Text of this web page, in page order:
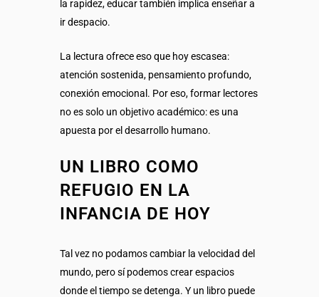
la rapidez, educar también implica enseñar a
ir despacio.
La lectura ofrece eso que hoy escasea:
atención sostenida, pensamiento profundo,
conexión emocional. Por eso, formar lectores
no es solo un objetivo académico: es una
apuesta por el desarrollo humano.
UN LIBRO COMO
REFUGIO EN LA
INFANCIA DE HOY
Tal vez no podamos cambiar la velocidad del
mundo, pero sí podemos crear espacios
donde el tiempo se detenga. Y un libro puede